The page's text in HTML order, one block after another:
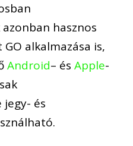
hasznos
alkalmazása is,
Android– és Apple-
és